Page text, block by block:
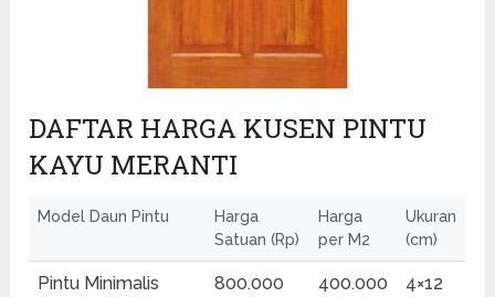
DAFTAR HARGA KUSEN PINTU
KAYU MERANTI
Model Daun Pintu
Harga
Satuan (Rp)
Harga
per M2
Ukuran
(cm)
Pintu Minimalis
800.000 400.000 4×12